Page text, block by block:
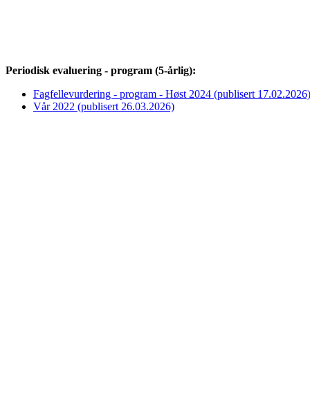
Periodisk evaluering - program (5-årlig):
Fagfellevurdering - program - Høst 2024 (publisert 17.02.2026)
Vår 2022 (publisert 26.03.2026)